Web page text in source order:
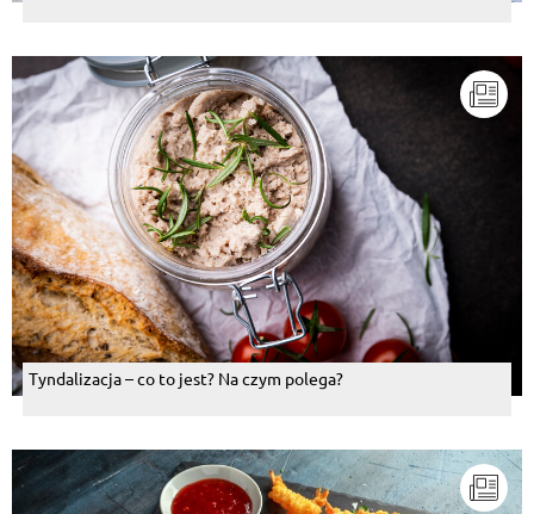
Tyndalizacja – co to jest? Na czym polega?